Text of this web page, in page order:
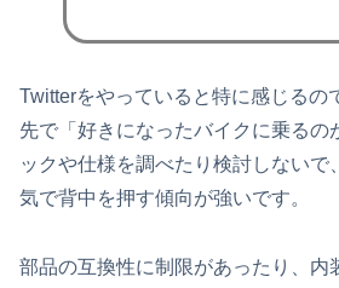
Twitterをやっていると特に感じるの
先で「好きになったバイクに乗るの
ックや仕様を調べたり検討しないで
気で背中を押す傾向が強いです。
部品の互換性に制限があったり、内